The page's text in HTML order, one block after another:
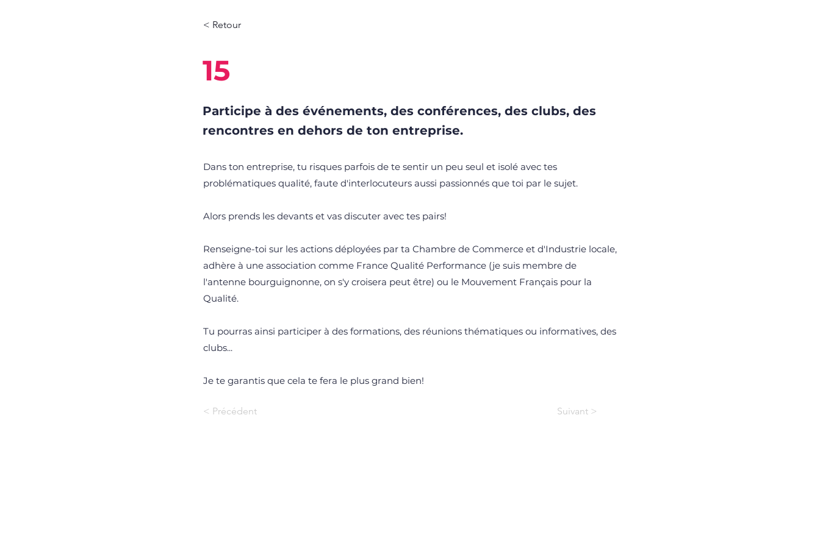
< Retour
15
Participe à des événements, des conférences, des clubs, des
rencontres en dehors de ton entreprise.
Dans ton entreprise, tu risques parfois de te sentir un peu seul et isolé avec tes
problématiques qualité, faute d'interlocuteurs aussi passionnés que toi par le sujet.
Alors prends les devants et vas discuter avec tes pairs!
Renseigne-toi sur les actions déployées par ta Chambre de Commerce et d'Industrie locale,
adhère à une association comme France Qualité Performance (je suis membre de
l'antenne bourguignonne, on s'y croisera peut être) ou le Mouvement Français pour la
Qualité.
Tu pourras ainsi participer à des formations, des réunions thématiques ou informatives, des
clubs...
Je te garantis que cela te fera le plus grand bien!
< Précédent Suivant >